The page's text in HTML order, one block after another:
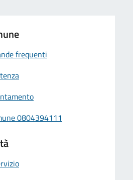
frequenti
0804394111